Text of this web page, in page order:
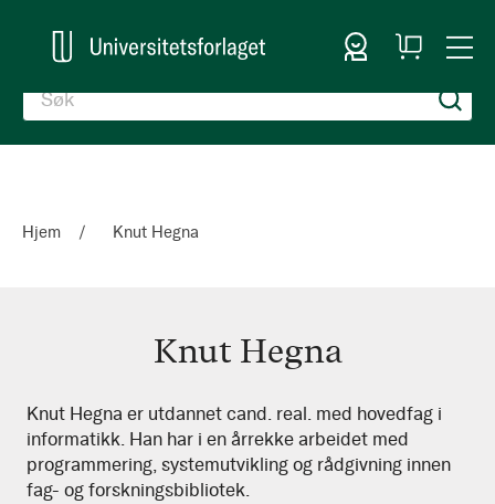
Logg inn
Handlekurv
Hjem Knut Hegna
Knut Hegna
Knut
Hegna
Knut Hegna er utdannet cand. real. med hovedfag i
informatikk. Han har i en årrekke arbeidet med
programmering, systemutvikling og rådgivning innen
fag- og forskningsbibliotek.